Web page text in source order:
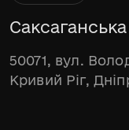
50071, вул.
Кривий Ріг,